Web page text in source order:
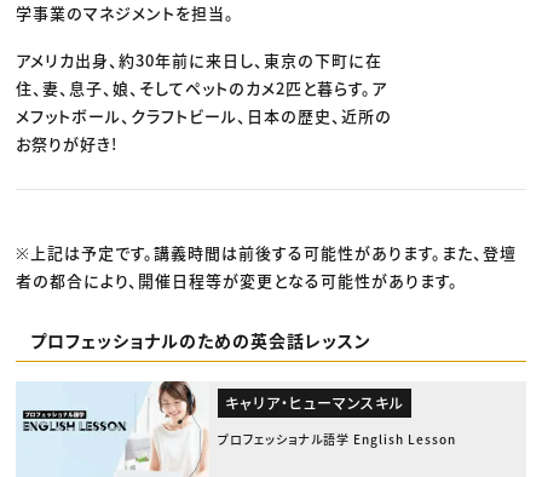
学事業のマネジメントを担当。
アメリカ出身、約30年前に来日し、東京の下町に在
住、妻、息子、娘、そしてペットのカメ2匹と暮らす。ア
メフットボール、クラフトビール、日本の歴史、近所の
お祭りが好き!
※上記は予定です。講義時間は前後する可能性があります。また、登壇
者の都合により、開催日程等が変更となる可能性があります。
プロフェッショナルのための英会話レッスン
キャリア・ヒューマンスキル
プロフェッショナル語学 English Lesson